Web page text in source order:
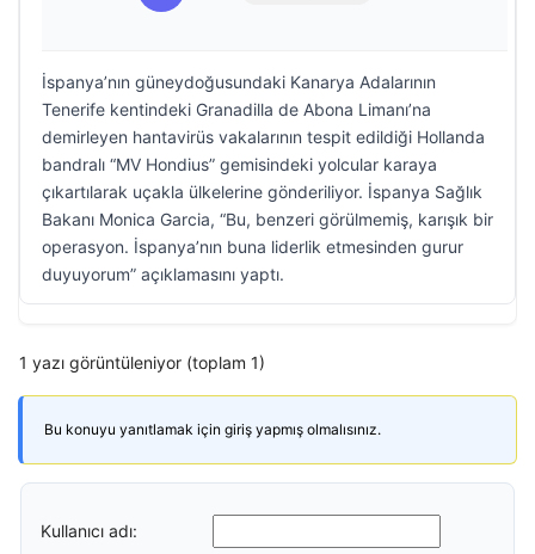
İspanya’nın güneydoğusundaki Kanarya Adalarının
Tenerife kentindeki Granadilla de Abona Limanı’na
demirleyen hantavirüs vakalarının tespit edildiği Hollanda
bandralı “MV Hondius” gemisindeki yolcular karaya
çıkartılarak uçakla ülkelerine gönderiliyor. İspanya Sağlık
Bakanı Monica Garcia, “Bu, benzeri görülmemiş, karışık bir
operasyon. İspanya’nın buna liderlik etmesinden gurur
duyuyorum” açıklamasını yaptı.
1 yazı görüntüleniyor (toplam 1)
Bu konuyu yanıtlamak için giriş yapmış olmalısınız.
Kullanıcı adı: